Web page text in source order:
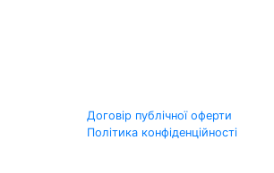
Договір публічної оферти
Політика конфіденційності